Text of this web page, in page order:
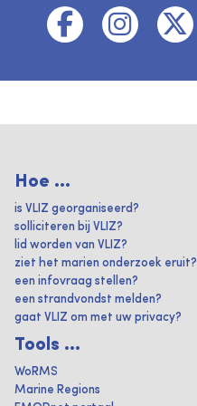
Hoe ...
is VLIZ georganiseerd?
solliciteren bij VLIZ?
lid worden van VLIZ?
ziet het marien onderzoek eruit?
een infovraag stellen?
een strandvondst melden?
gaat VLIZ om met uw privacy?
Tools ...
WoRMS
Marine Regions